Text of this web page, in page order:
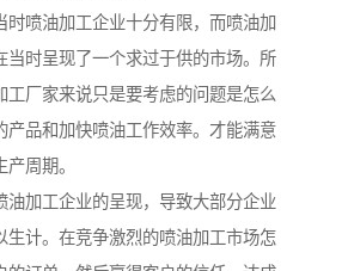
时喷油加工企业十分有限，而喷油加
当时呈现了一个求过于供的市场。所
工厂家来说只是要考虑的问题是怎么
产品和加快喷油工作效率。才能满意
周期。
油加工企业的呈现，导致大部分企业
生计。在竞争激烈的喷油加工市场怎